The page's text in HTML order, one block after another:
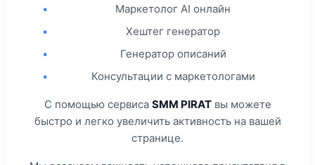
•
Маркетолог AI онлайн
•
Хештег генератор
•
Генератор описаний
•
Консультации с маркетологами
С помощью сервиса SMM PIRATвы можете
быстро и легко увеличить активность на вашей
странице.